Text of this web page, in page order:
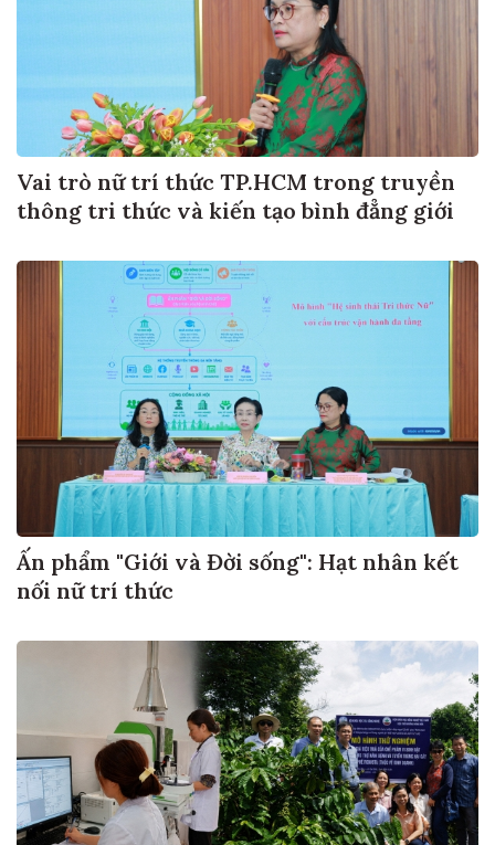
Vai trò nữ trí thức TP.HCM trong truyền
thông tri thức và kiến tạo bình đẳng giới
Ấn phẩm "Giới và Đời sống": Hạt nhân kết
nối nữ trí thức